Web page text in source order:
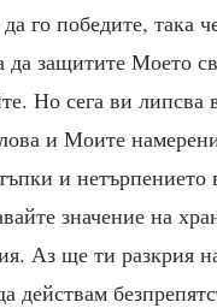
го победите, така
да защитите Моето
Но сега ви липсва
и Моите
и нетърпението
значение на
Аз ще ти разкрия
действам